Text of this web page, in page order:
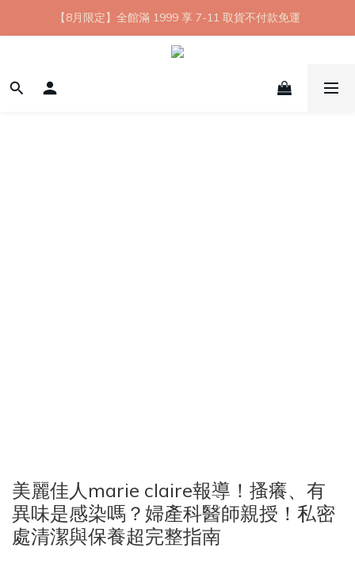
【8月限定】全館滿 1999 享 7-11 取貨不付款免運
【8月限定】全館滿 1999 享 7-11 取貨不付款免運
七夕情人節💘任選 A+B 限時優惠 $1314 元
新會員首購 7-11 店到店免運 點我成為HYPHY Girl
美麗佳人marie claire報導！搔癢、有
異味是感染嗎？婦產科醫師親授！私密
處清潔與保養超完整指南